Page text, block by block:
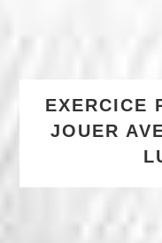
EXERCICE
JOUER